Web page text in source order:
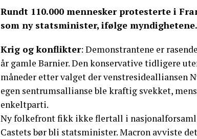
Rundt 110.000 mennesker protesterte i
som ny statsminister, ifølge myndighetene.
Krig og konflikter: Demonstrantene er
år gamle Barnier. Den konservative tidligere
måneder etter valget der venstresidealliansen
egen sentrumsallianse ble kraftig svekket,
enkeltparti.
Ny folkefront fikk ikke flertall i
Castets bør bli statsminister. Macron avviste